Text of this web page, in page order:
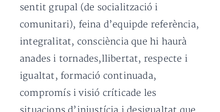
sentit grupal (de socialització i
comunitari), feina d’equipde referència,
integralitat, consciència que hi haurà
anades i tornades,llibertat, respecte i
igualtat, formació continuada,
compromís i visió críticade les